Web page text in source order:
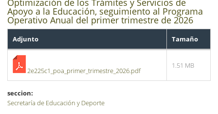
Optimización de los Trámites y Servicios de
Apoyo a la Educación, seguimiento al Programa
Operativo Anual del primer trimestre de 2026
Adjunto Tamaño
2e225c1_poa_primer_trimestre_2026.pdf
1.51 MB
seccion:
Secretaría de Educación y Deporte